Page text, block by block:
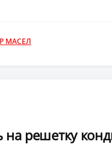
МАСЕЛ
на решетку